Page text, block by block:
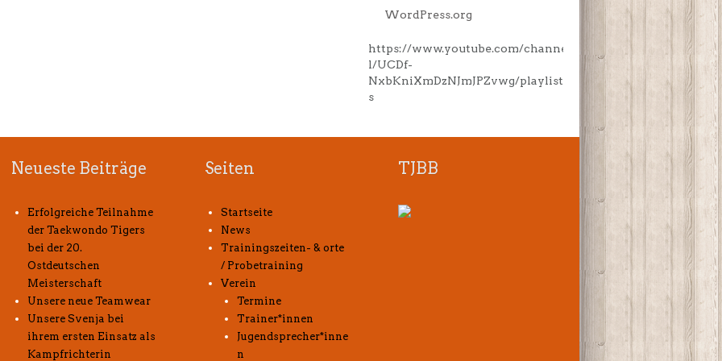
WordPress.org
https://www.youtube.com/channe
l/UCDf-
NxbKniXmDzNJmJPZvwg/playlist
s
Neueste Beiträge
Erfolgreiche Teilnahme
der Taekwondo Tigers
bei der 20.
Ostdeutschen
Meisterschaft
Unsere neue Teamwear
Unsere Svenja bei
ihrem ersten Einsatz als
Kampfrichterin
Seiten
Startseite
News
Trainingszeiten- & orte
/ Probetraining
Verein
Termine
Trainer*innen
Jugendsprecher*inne
n
TJBB